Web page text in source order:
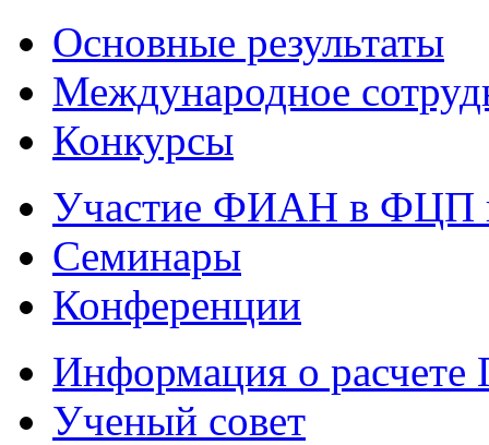
Основные результаты
Международное
Конкурсы
Участие ФИАН в ФЦП
Семинары
Конференции
Информация о
Ученый совет